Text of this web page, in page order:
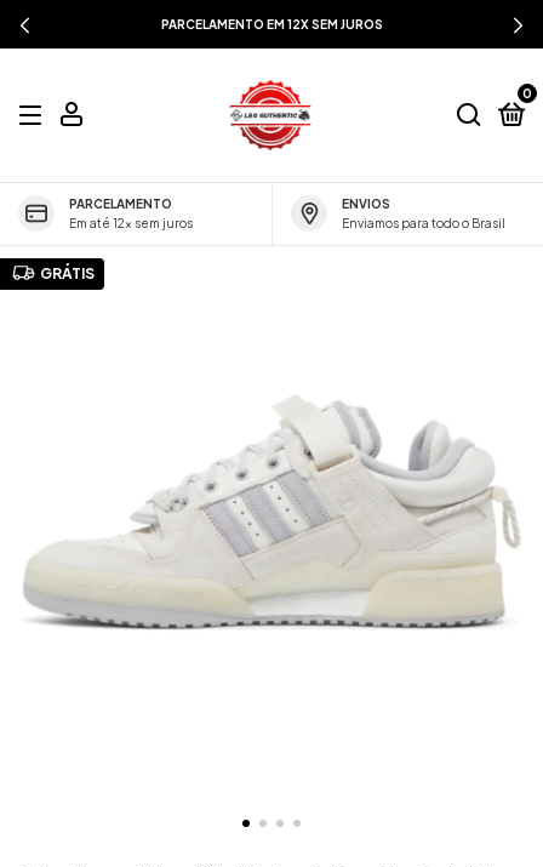
PARCELAMENTO EM 12X SEM JUROS
0
PARCELAMENTO
Em até 12x sem juros
ENVIOS
Enviamos para todo o Brasil
GRÁTIS